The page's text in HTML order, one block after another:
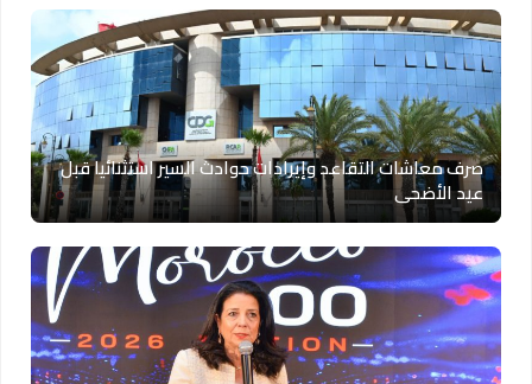
صرف معاشات التقاعد وإيرادات حوادث السير استثنائيا قبل
عيد الأضحى